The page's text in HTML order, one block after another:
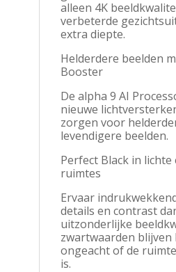
alleen 4K
verbeterde
extra diepte.
Helderdere beelden
Booster
De alpha 9 AI
nieuwe
zorgen voor
levendigere beelden.
Perfect Black in
ruimtes
Ervaar
details en contrast
uitzonderlijke
zwartwaarden blijven
ongeacht of de
is.